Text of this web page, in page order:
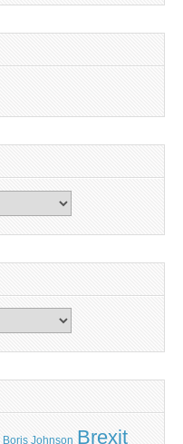
Boris Johnson Brexit